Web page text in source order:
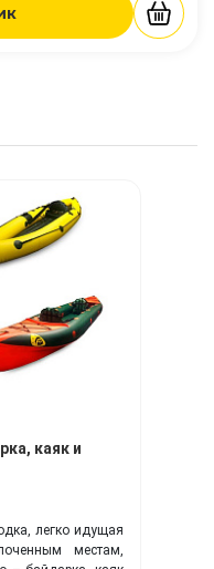
каяк и
легко идущая
местам,